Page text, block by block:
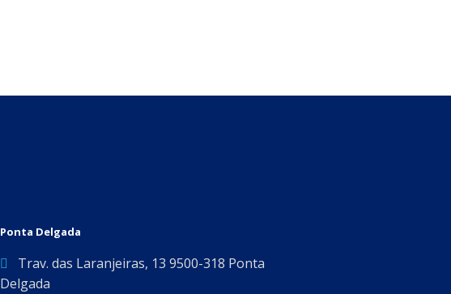
Ponta Delgada
Trav. das Laranjeiras, 13 9500-318 Ponta
Delgada